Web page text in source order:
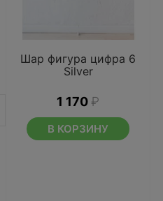
Шар фигура цифра 6
Silver
1 170 ₽
В КОРЗИНУ